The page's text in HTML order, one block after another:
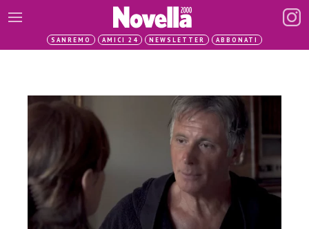
SANREMO AMICI 24 NEWSLETTER ABBONATI